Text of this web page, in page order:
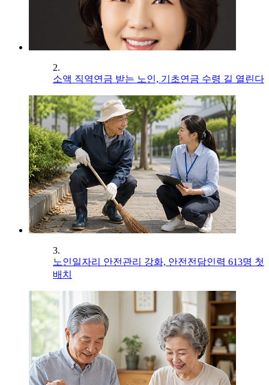
2.
소액 직역연금 받는 노인, 기초연금 수령 길 열린다
3.
노인일자리 안전관리 강화, 안전전담인력 613명 첫
배치